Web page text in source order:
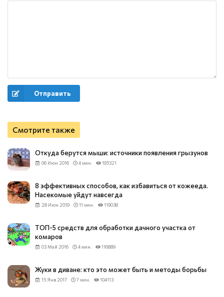
Отправить
Смотрите также
Откуда берутся мыши: источники появления грызунов
06 Июн 2016 4 мин. 195321
8 эффективных способов, как избавиться от кожееда.
Насекомые уйдут навсегда
28 Июн 2019 11 мин. 119038
ТОП-5 средств для обработки дачного участка от
комаров
03 Май 2016 4 мин. 116889
Жуки в диване: кто это может быть и методы борьбы
15 Янв 2017 7 мин. 104113